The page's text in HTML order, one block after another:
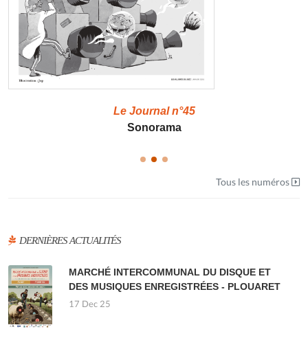
Le Journal n°45
Sonorama
Tous les numéros
DERNIÈRES ACTUALITÉS
MARCHÉ INTERCOMMUNAL DU DISQUE ET
DES MUSIQUES ENREGISTRÉES - PLOUARET
17 Dec 25